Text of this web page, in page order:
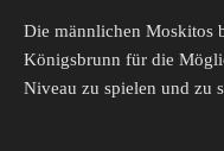
Die männlichen Moskitos
Königsbrunn für die
Niveau zu spielen und zu